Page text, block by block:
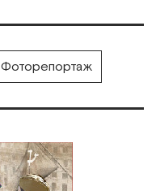
Фоторепортаж